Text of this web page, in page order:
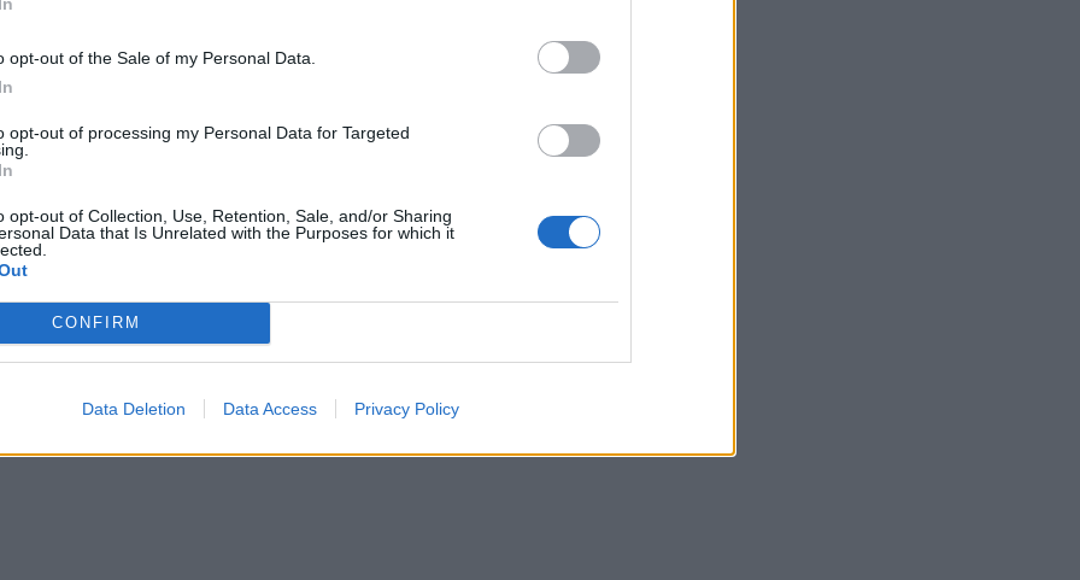
opt-out of the Sale of my Personal Data.
opt-out of processing my Personal Data for Targeted
opt-out of Collection, Use, Retention, Sale, and/or Sharing
Data that Is Unrelated with the Purposes for which it
CONFIRM
Data Deletion Data Access Privacy Policy
την διασωλήνωσαν. Αλλά για να
επέμβαση που θα έσωζε την
που θα τους έδινε εσωτερική,
Με τον δικό τους αξονικό τομογράφο
μετέφερε το κορίτσι στη Λάρισα για
πίσω στην Λαμία όπου προχώρησαν
της Λάρισας δεν είχε διαθέσιμη
χειρουργείο. Το κορίτσι σήμερα είναι